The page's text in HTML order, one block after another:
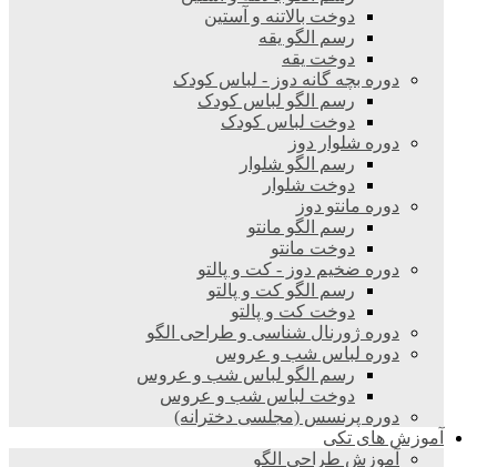
دوخت بالاتنه و آستین
رسم الگو یقه
دوخت یقه
دوره بچه گانه دوز - لباس کودک
رسم الگو لباس کودک
دوخت لباس کودک
دوره شلوار دوز
رسم الگو شلوار
دوخت شلوار
دوره مانتو دوز
رسم الگو مانتو
دوخت مانتو
دوره ضخیم دوز - کت و پالتو
رسم الگو کت و پالتو
دوخت کت و پالتو
دوره ژورنال شناسی و طراحی الگو
دوره لباس شب و عروس
رسم الگو لباس شب و عروس
دوخت لباس شب و عروس
دوره پرنسس (مجلسی دخترانه)
آموزش های تکی
آموزش طراحی الگو